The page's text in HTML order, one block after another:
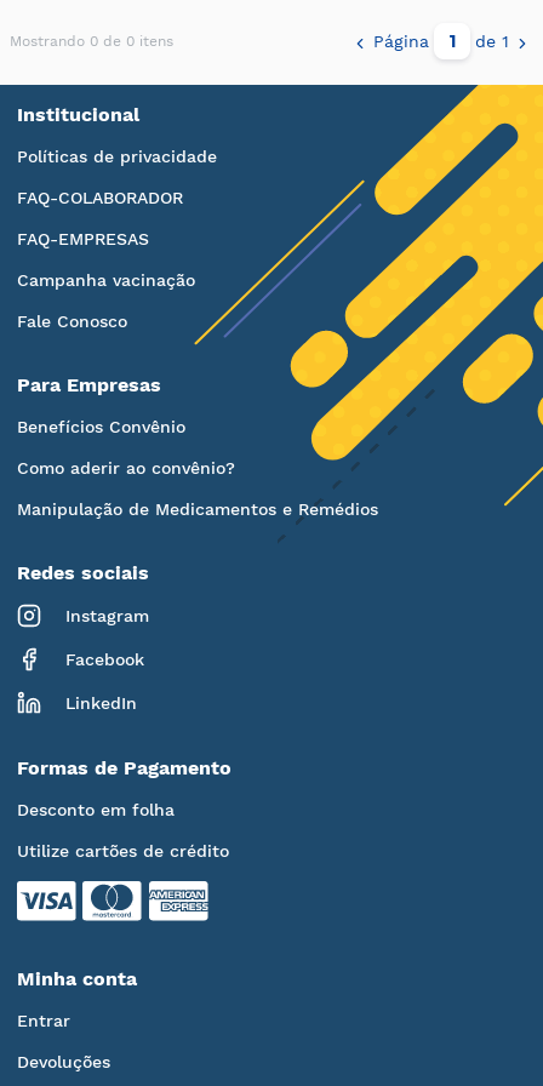
Mostrando 0 de 0 itens Página de 1
Institucional
Políticas de privacidade
FAQ-COLABORADOR
FAQ-EMPRESAS
Campanha vacinação
Fale Conosco
Para Empresas
Benefícios Convênio
Como aderir ao convênio?
Manipulação de Medicamentos e Remédios
Redes sociais
Instagram
Facebook
LinkedIn
Formas de Pagamento
Desconto em folha
Utilize cartões de crédito
Minha conta
Entrar
Devoluções